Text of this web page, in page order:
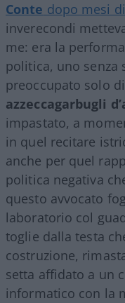
Conte dopo mesi
inverecondi
me: era la
politica, uno senza
preoccupato solo
azzeccagarbugli
impastato, a
in quel recitare
anche per quel
politica negativa
questo avvocato
laboratorio col
toglie dalla testa
costruzione,
setta affidato a un
informatico con la